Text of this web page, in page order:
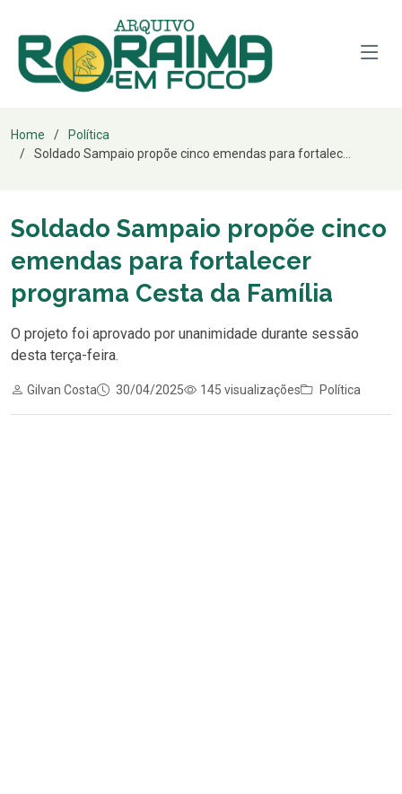
Home
Política
Soldado Sampaio propõe cinco emendas para fortalec...
Soldado Sampaio propõe cinco
emendas para fortalecer
programa Cesta da Família
O projeto foi aprovado por unanimidade durante sessão
desta terça-feira.
Gilvan Costa 30/04/2025 145 visualizações Política